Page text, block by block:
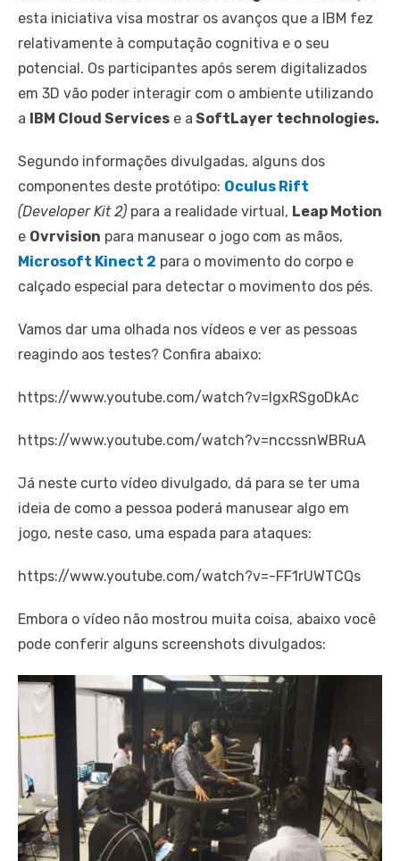
esta iniciativa visa mostrar os avanços que a IBM fez
relativamente à computação cognitiva e o seu
potencial. Os participantes após serem digitalizados
em 3D vão poder interagir com o ambiente utilizando
a
IBM Cloud Services e a SoftLayer technologies.
Segundo informações divulgadas, alguns dos
componentes deste protótipo: Oculus Rift
(Developer Kit 2) para a realidade virtual, Leap Motion
e Ovrvision para manusear o jogo com as mãos,
Microsoft Kinect 2 para o movimento do corpo e
calçado especial para detectar o movimento dos pés.
Vamos dar uma olhada nos vídeos e ver as pessoas
reagindo aos testes? Confira abaixo:
https://www.youtube.com/watch?v=lgxRSgoDkAc
https://www.youtube.com/watch?v=nccssnWBRuA
Já neste curto vídeo divulgado, dá para se ter uma
ideia de como a pessoa poderá manusear algo em
jogo, neste caso, uma espada para ataques:
https://www.youtube.com/watch?v=-FF1rUWTCQs
Embora o vídeo não mostrou muita coisa, abaixo você
pode conferir alguns screenshots divulgados: